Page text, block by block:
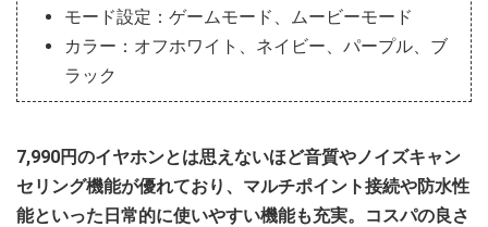
モード設定：ゲームモード、ムービーモード
カラー：オフホワイト、ネイビー、パープル、ブ
ラック
7,990円のイヤホンとは思えないほど音質やノイズキャン
セリング機能が優れており、マルチポイント接続や防水性
能といった日常的に使いやすい機能も充実。コスパの良さ